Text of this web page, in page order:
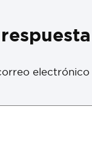
electrónico